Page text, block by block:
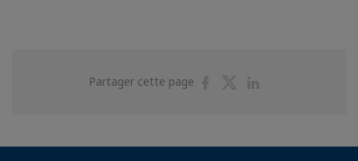
Partager cette page
PartagerPartager